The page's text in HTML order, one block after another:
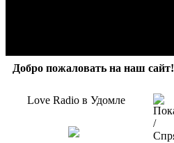
Добро пожаловать на наш сайт!
Love Radio в Удомле